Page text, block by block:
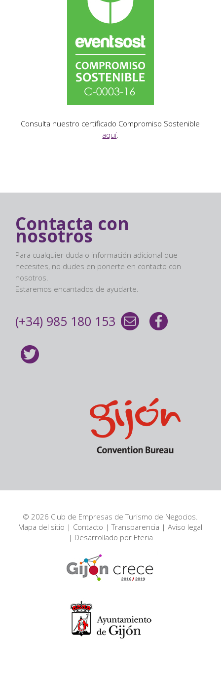
Consulta nuestro certificado Compromiso Sostenible
aquí.
Contacta con
nosotros
Para cualquier duda o información adicional que
necesites, no dudes en ponerte en contacto con
nosotros.
Estaremos encantados de ayudarte.
(+34) 985 180 153
© 2026 Club de Empresas de Turismo de Negocios.
Mapa del sitio | Contacto |Transparencia |Aviso legal
| Desarrollado por Eteria